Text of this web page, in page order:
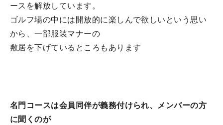
ースを解放しています。
ゴルフ場の中には開放的に楽しんで欲しいという思い
から、一部服装マナーの
敷居を下げているところもあります
名門コースは会員同伴が義務付けられ、メンバーの方
に聞くのが